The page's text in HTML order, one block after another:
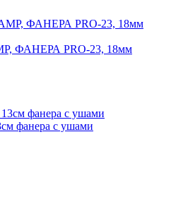
ФАНЕРА PRO-23, 18мм
фанера с ушами